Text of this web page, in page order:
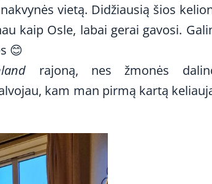
vietą. Didžiausią šios
kaip Osle, labai gerai gavosi.
😊
rajoną, nes žmonės
kam man pirmą kartą